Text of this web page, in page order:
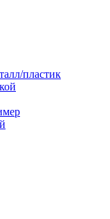
пластик